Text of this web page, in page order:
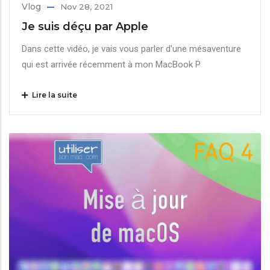
Vlog Nov 28, 2021
Je suis déçu par Apple
Dans cette vidéo, je vais vous parler d'une mésaventure
qui est arrivée récemment à mon MacBook P
Lire la suite